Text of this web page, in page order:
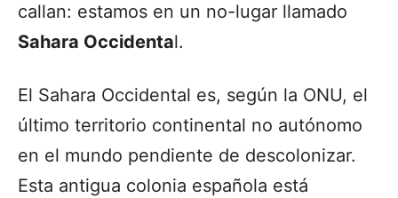
callan: estamos en un no-lugar llamado
Sahara Occidental.
El Sahara Occidental es, según la ONU, el
último territorio continental no autónomo
en el mundo pendiente de descolonizar.
Esta antigua colonia española está